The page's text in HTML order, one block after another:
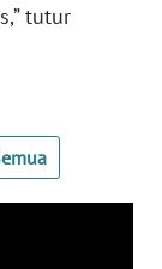
tutur